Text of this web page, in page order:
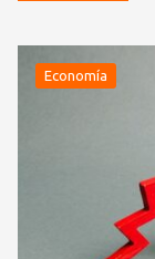
Economía